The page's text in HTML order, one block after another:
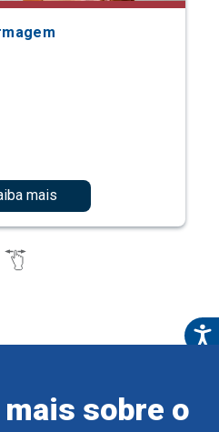
mais
sobre o